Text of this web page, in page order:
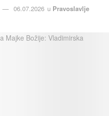
06.07.2026 u Pravoslavlje